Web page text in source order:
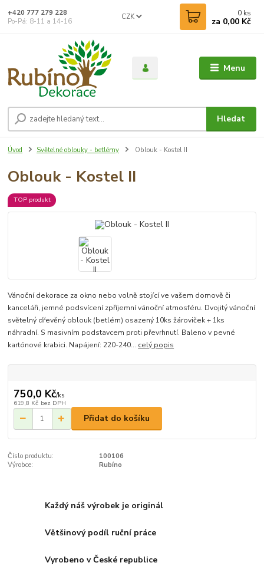
Menu
CZK
Hledat
+420 777 279 228
Po-Pá: 8-11 a 14-16
0 ks
za 0,00 Kč
Úvod Světelné oblouky - betlémy Oblouk - Kostel II
Oblouk - Kostel II
TOP produkt
Vánoční dekorace za okno nebo volně stojící ve vašem domově či
kanceláři, jemné podsvícení zpříjemní vánoční atmosféru. Dvojitý vánoční
světelný dřevěný oblouk (betlém) osazený 10ks žároviček + 1ks
náhradní. S masivním podstavcem proti převrhnutí. Baleno v pevné
kartónové krabici. Napájení: 220-240... celý popis
750,0 Kč/ks
619,8 Kč bez DPH
Přidat do košíku
Číslo produktu:
100106
Výrobce:
Rubíno
Každý náš výrobek je originál
Většinový podíl ruční práce
Vyrobeno v České republice